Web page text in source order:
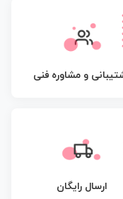
و مشاوره فنی
ارسال رایگان